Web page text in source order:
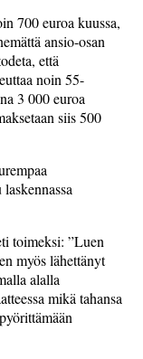
700 euroa kuussa,
ansio-osan
että
noin 55-
3 000 euroa
siis 500
toimeksi: ”Luen
myös lähettänyt
alalla
mikä tahansa